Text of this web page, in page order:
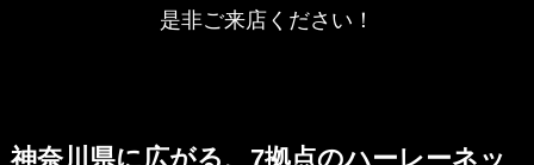
是非ご来店ください！
神奈川県に広がる、7拠点のハーレーネッ